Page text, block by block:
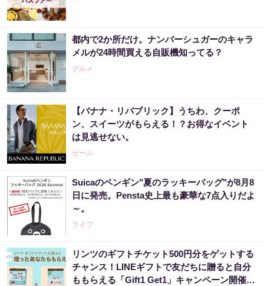
都内で2か所だけ。ナンバーシュガーのキャラ
メルが24時間買える自販機知ってる？
グルメ
【バナナ・リパブリック】うちわ、クーポ
ン、スイーツがもらえる！？お得なイベント
は見逃せない。
セール
Suicaのペンギン"夏のラッキーバッグ"が8月8
日に発売。Pensta史上最も豪華な7点入りだよ
～。
ライフ
リンツのギフトチケット500円分をゲットする
チャンス！LINEギフトで友だちに贈ると自分
ももらえる「Gift1 Get1」キャンペーン開催